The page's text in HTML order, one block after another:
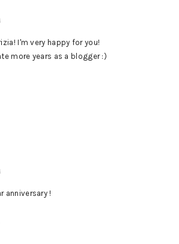
I'm very happy for you!
more years as a blogger :)
anniversary !